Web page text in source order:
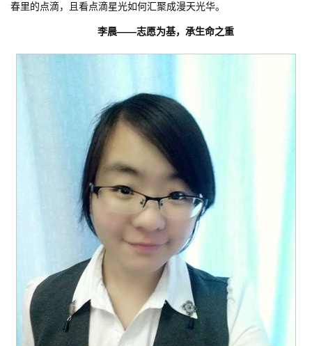
春里的点滴，且看点滴星光如何汇聚成漫天光华。
李晨——志愿为基，承生命之重